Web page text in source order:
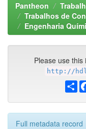
Pantheon
Trabalhos de
Engenharia
Please use
http://
Full metadata record